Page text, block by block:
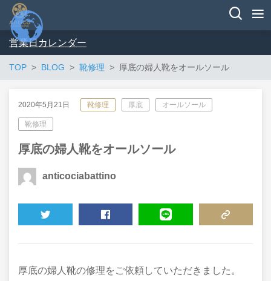
営業日カレンダー
TOP BLOG 靴修理 厚底の婦人靴をオールソール
2020年5月21日 靴修理 厚底 オールソール
靴修理
厚底の婦人靴をオールソール
anticociabattino
厚底の婦人靴の修理をご依頼していただきました。